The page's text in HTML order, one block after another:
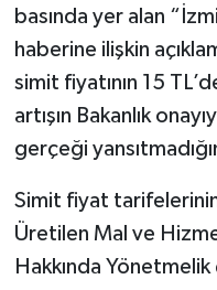
basında yer alan
haberine ilişkin
simit fiyatının 15
artışın Bakanlık
gerçeği
Simit fiyat
Üretilen Mal ve
Hakkında